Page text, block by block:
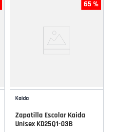
65 %
Kaida
Zapatilla Escolar Kaida
Unisex KD25Q1-03B